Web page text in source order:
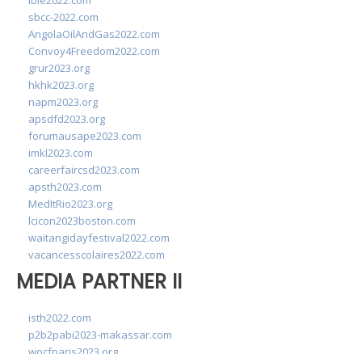
sbcc-2022.com
AngolaOilAndGas2022.com
Convoy4Freedom2022.com
grur2023.org
hkhk2023.org
napm2023.org
apsdfd2023.org
forumausape2023.com
imkl2023.com
careerfaircsd2023.com
apsth2023.com
MedItRio2023.org
lcicon2023boston.com
waitangidayfestival2022.com
vacancesscolaires2022.com
MEDIA PARTNER II
isth2022.com
p2b2pabi2023-makassar.com